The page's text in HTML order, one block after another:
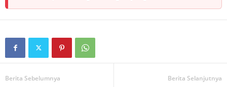
Berita Sebelumnya Berita Selanjutnya